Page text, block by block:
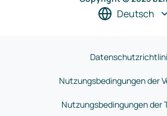
Deutsch
Nutzungsbedingungen der
Nutzungsbedingungen der